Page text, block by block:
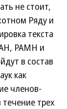
не стоит,
Ряду и
текста
РАМН и
в состав
как
членов-
трех